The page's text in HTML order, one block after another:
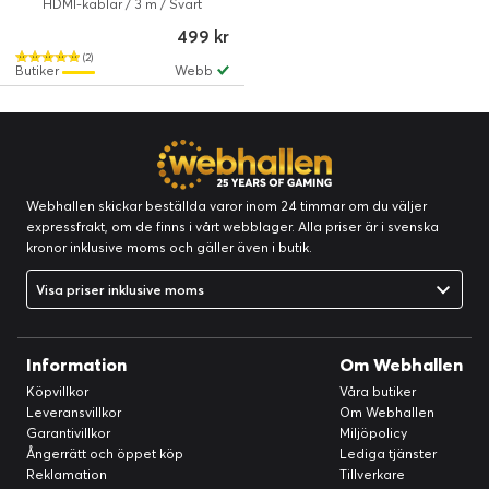
Svart
HDMI-kablar / 3 m / Svart
(2)
499 kr
Webb
Butiker
Webhallen skickar beställda varor inom 24 timmar om du väljer
expressfrakt, om de finns i vårt webblager. Alla priser är i svenska
kronor inklusive moms och gäller även i butik.
Visa priser inklusive moms
Information
Köpvillkor
Leveransvillkor
Garantivillkor
Ångerrätt och öppet köp
Reklamation
Om Webhallen
Våra butiker
Om Webhallen
Miljöpolicy
Lediga tjänster
Tillverkare